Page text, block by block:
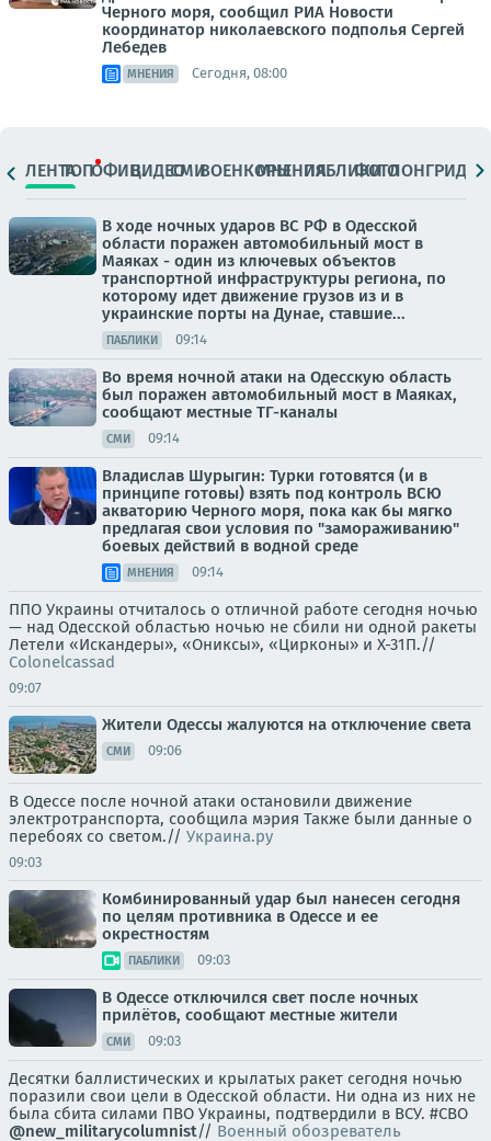
Черного моря, сообщил РИА Новости
координатор николаевского подполья Сергей
Лебедев
МНЕНИЯ Сегодня, 08:00
ЛЕНТАТОПОФИЦ.ВИДЕОСМИВОЕНКОРЫМНЕНИЯПАБЛИКИ
ФОТОЛОНГРИДЫ
В ходе ночных ударов ВС РФ в Одесской
области поражен автомобильный мост в
Маяках - один из ключевых объектов
транспортной инфраструктуры региона, по
которому идет движение грузов из и в
украинские порты на Дунае, ставшие...
ПАБЛИКИ 09:14
Во время ночной атаки на Одесскую область
был поражен автомобильный мост в Маяках,
сообщают местные ТГ-каналы
СМИ 09:14
Владислав Шурыгин: Турки готовятся (и в
принципе готовы) взять под контроль ВСЮ
акваторию Черного моря, пока как бы мягко
предлагая свои условия по "замораживанию"
боевых действий в водной среде
МНЕНИЯ 09:14
ППО Украины отчиталось о отличной работе сегодня ночью
— над Одесской областью ночью не сбили ни одной ракеты
Летели «Искандеры», «Ониксы», «Цирконы» и Х-31П.//
Colonelcassad
09:07
Жители Одессы жалуются на отключение света
СМИ 09:06
В Одессе после ночной атаки остановили движение
электротранспорта, сообщила мэрия Также были данные о
перебоях со светом.// Украина.ру
09:03
Комбинированный удар был нанесен сегодня
по целям противника в Одессе и ее
окрестностям
ПАБЛИКИ 09:03
В Одессе отключился свет после ночных
прилётов, сообщают местные жители
СМИ 09:03
Десятки баллистических и крылатых ракет сегодня ночью
поразили свои цели в Одесской области. Ни одна из них не
была сбита силами ПВО Украины, подтвердили в ВСУ. #СВО
@new_militarycolumnist// Военный обозреватель